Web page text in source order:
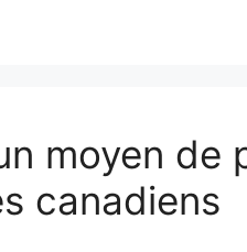
moyen de
canadiens